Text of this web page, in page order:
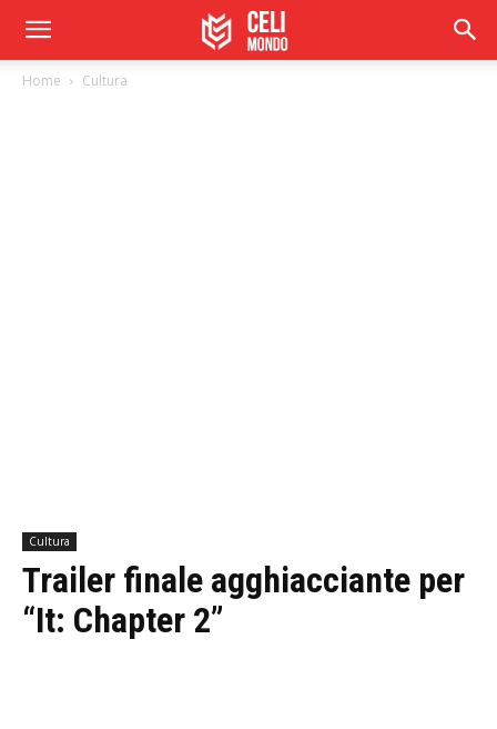
Home Cultura
Cultura
Trailer finale agghiacciante per
“It: Chapter 2”